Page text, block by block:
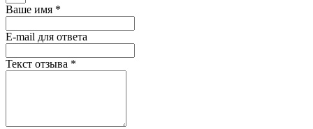
Ваше имя *
E-mail для ответа
Текст отзыва *